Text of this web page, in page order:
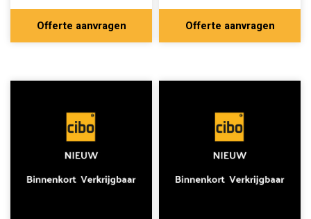
Offerte aanvragen Offerte aanvragen